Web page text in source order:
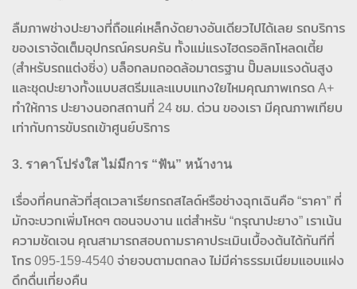
ลืมภาพช่างปะยางที่ถือแค่เหล็กงัดยางอันเดียวไปได้เลย รถบริการ
ของเราจัดเต็มอุปกรณ์ครบครัน ทั้งแม่แรงไฮดรอลิกโหลดเตี้ย
(สำหรับรถแต่งซิ่ง) บล็อกลมถอดล้อมาตรฐาน ปั๊มลมแรงดันสูง
และชุดปะยางทั้งแบบสตรีมและแบบแทงใยไหมคุณภาพเกรด A+
ทำให้การ ปะยางนอกสถานที่ 24 ชม. ด่วน ของเรา มีคุณภาพเทียบ
เท่ากับการขับรถเข้าศูนย์บริการ
3. ราคาโปร่งใส ไม่มีการ “ฟัน” หน้างาน
เรื่องที่คนกลัวที่สุดเวลาเรียกรถสไลด์หรือช่างฉุกเฉินคือ “ราคา” ที่
มักจะบวกเพิ่มโหดๆ ตอนจบงาน แต่สำหรับ “กรุณาปะยาง” เราเน้น
ความชัดเจน คุณสามารถสอบถามราคาประเมินเบื้องต้นได้ทันทีที่
โทร 095-159-4540 จ่ายจบตามตกลง ไม่มีค่าธรรมเนียมแอบแฝง
ดึกดื่นเที่ยงคืน